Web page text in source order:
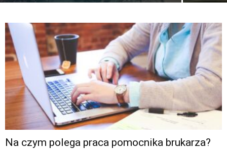
Na czym polega praca pomocnika brukarza?